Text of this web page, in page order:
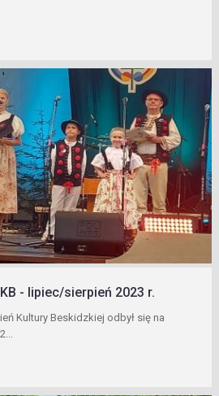
- lipiec/sierpień 2023 r.
Kultury Beskidzkiej odbył się na